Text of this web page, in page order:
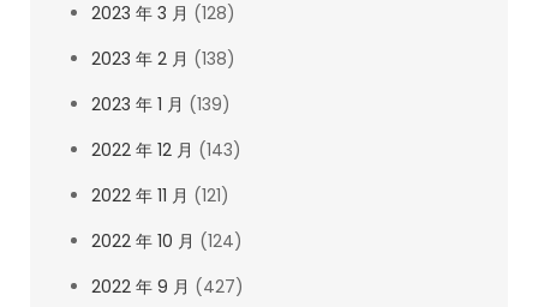
2023 年 3 月 (128)
2023 年 2 月 (138)
2023 年 1 月 (139)
2022 年 12 月 (143)
2022 年 11 月 (121)
2022 年 10 月 (124)
2022 年 9 月 (427)